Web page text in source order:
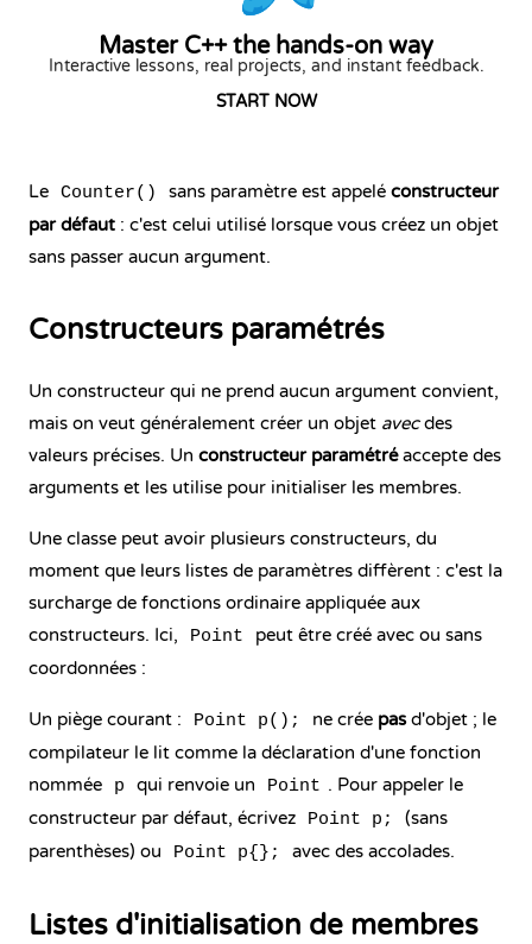
Master C++ the hands-on way
Interactive lessons, real projects, and instant feedback.
START NOW
Le Counter() sans paramètre est appelé constructeur
par défaut : c'est celui utilisé lorsque vous créez un objet
sans passer aucun argument.
Constructeurs paramétrés
Un constructeur qui ne prend aucun argument convient,
mais on veut généralement créer un objet avecdes
valeurs précises. Un constructeur paramétréaccepte des
arguments et les utilise pour initialiser les membres.
Une classe peut avoir plusieurs constructeurs, du
moment que leurs listes de paramètres diffèrent : c'est la
surcharge de fonctions ordinaire appliquée aux
constructeurs. Ici,
Point
peut être créé avec ou sans
coordonnées :
Un piège courant : Point p(); ne crée pasd'objet ; le
compilateur le lit comme la déclaration d'une fonction
nommée
p qui renvoie un Point . Pour appeler le
constructeur par défaut, écrivez
Point p;
(sans
parenthèses) ou
Point p{}; avec des accolades.
Listes d'initialisation de membres